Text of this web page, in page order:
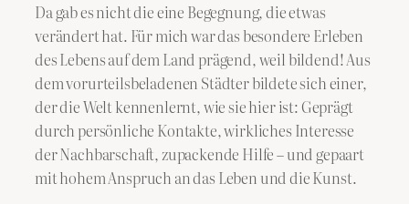
Da gab es nicht die eine Begegnung, die etwas
verändert hat. Für mich war das besondere Erleben
des Lebens auf dem Land prägend, weil bildend! Aus
dem vorurteilsbeladenen Städter bildete sich einer,
der die Welt kennenlernt, wie sie hier ist: Geprägt
durch persönliche Kontakte, wirkliches Interesse
der Nachbarschaft, zupackende Hilfe – und gepaart
mit hohem Anspruch an das Leben und die Kunst.